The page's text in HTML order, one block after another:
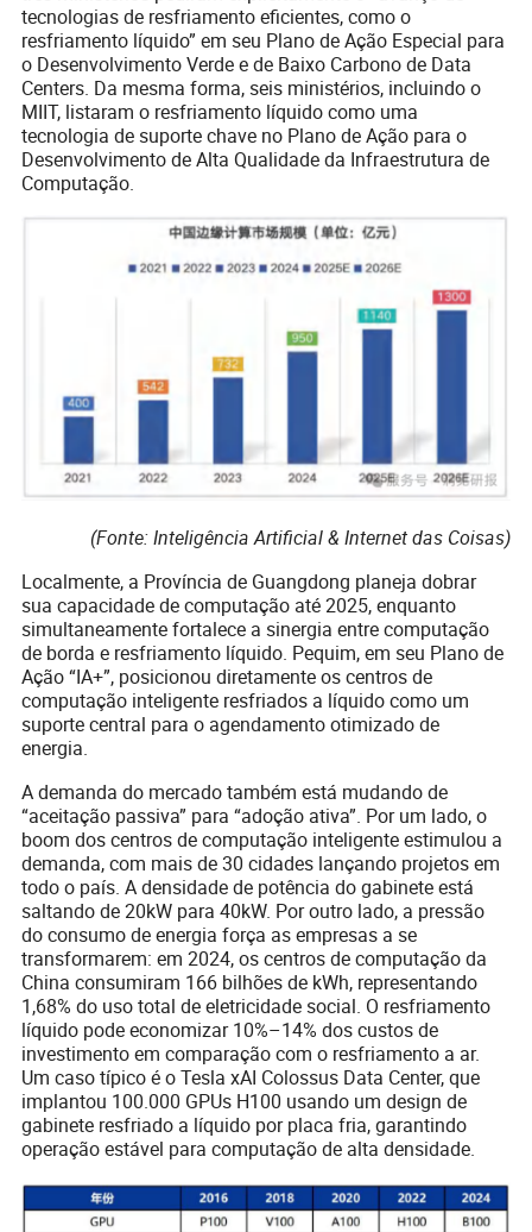
tecnologias de resfriamento eficientes, como o
resfriamento líquido” em seu Plano de Ação Especial para
o Desenvolvimento Verde e de Baixo Carbono de Data
Centers. Da mesma forma, seis ministérios, incluindo o
MIIT, listaram o resfriamento líquido como uma
tecnologia de suporte chave no Plano de Ação para o
Desenvolvimento de Alta Qualidade da Infraestrutura de
Computação.
(Fonte: Inteligência Artificial & Internet das Coisas)
Localmente, a Província de Guangdong planeja dobrar
sua capacidade de computação até 2025, enquanto
simultaneamente fortalece a sinergia entre computação
de borda e resfriamento líquido. Pequim, em seu Plano de
Ação “IA+”, posicionou diretamente os centros de
computação inteligente resfriados a líquido como um
suporte central para o agendamento otimizado de
energia.
A demanda do mercado também está mudando de
“aceitação passiva” para “adoção ativa”. Por um lado, o
boom dos centros de computação inteligente estimulou a
demanda, com mais de 30 cidades lançando projetos em
todo o país. A densidade de potência do gabinete está
saltando de 20kW para 40kW. Por outro lado, a pressão
do consumo de energia força as empresas a se
transformarem: em 2024, os centros de computação da
China consumiram 166 bilhões de kWh, representando
1,68% do uso total de eletricidade social. O resfriamento
líquido pode economizar 10%–14% dos custos de
investimento em comparação com o resfriamento a ar.
Um caso típico é o Tesla xAI Colossus Data Center, que
implantou 100.000 GPUs H100 usando um design de
gabinete resfriado a líquido por placa fria, garantindo
operação estável para computação de alta densidade.